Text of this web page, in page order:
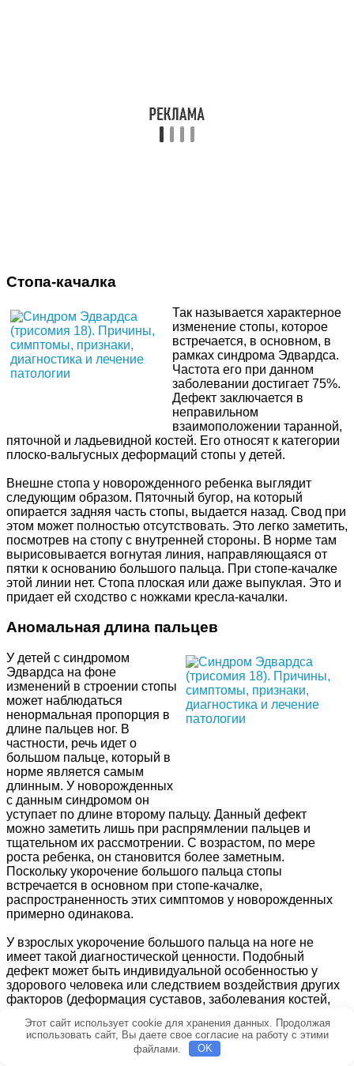
Стопа-качалка
Так называется характерное
изменение стопы, которое
встречается, в основном, в
рамках синдрома Эдвардса.
Частота его при данном
заболевании достигает 75%.
Дефект заключается в
неправильном
взаимоположении таранной,
пяточной и ладьевидной костей. Его относят к категории
плоско-вальгусных деформаций стопы у детей.
Внешне стопа у новорожденного ребенка выглядит
следующим образом. Пяточный бугор, на который
опирается задняя часть стопы, выдается назад. Свод при
этом может полностью отсутствовать. Это легко заметить,
посмотрев на стопу с внутренней стороны. В норме там
вырисовывается вогнутая линия, направляющаяся от
пятки к основанию большого пальца. При стопе-качалке
этой линии нет. Стопа плоская или даже выпуклая. Это и
придает ей сходство с ножками кресла-качалки.
Аномальная длина пальцев
У детей с синдромом
Эдвардса на фоне
изменений в строении стопы
может наблюдаться
ненормальная пропорция в
длине пальцев ног. В
частности, речь идет о
большом пальце, который в
норме является самым
длинным. У новорожденных
с данным синдромом он
уступает по длине второму пальцу. Данный дефект
можно заметить лишь при распрямлении пальцев и
тщательном их рассмотрении. С возрастом, по мере
роста ребенка, он становится более заметным.
Поскольку укорочение большого пальца стопы
встречается в основном при стопе-качалке,
распространенность этих симптомов у новорожденных
примерно одинакова.
У взрослых укорочение большого пальца на ноге не
имеет такой диагностической ценности. Подобный
дефект может быть индивидуальной особенностью у
здорового человека или следствием воздействия других
факторов (деформация суставов, заболевания костей,
связи с этим данный признак нужно рассматривать как
возможный симптом только у новорожденных детей при
наличии других аномалий развития.
Этот сайт использует cookie для хранения данных. Продолжая
использовать сайт, Вы даете свое согласие на работу с этими
файлами.
OK